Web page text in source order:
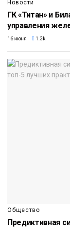
Новости
ГК «Титан» и
управления
16 июня 1.3k
Общество
Предиктивная